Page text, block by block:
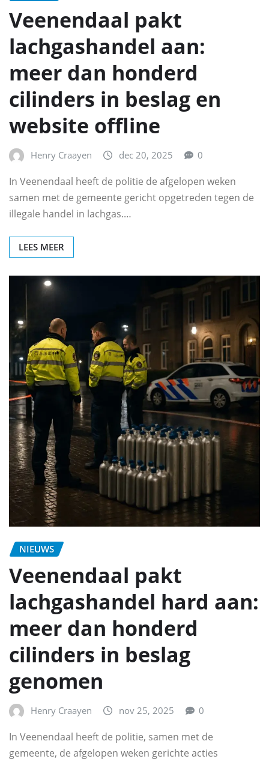
Veenendaal pakt
lachgashandel aan:
meer dan honderd
cilinders in beslag en
website offline
Henry Craayen dec 20, 2025 0
In Veenendaal heeft de politie de afgelopen weken
samen met de gemeente gericht opgetreden tegen de
illegale handel in lachgas.…
LEES MEER
NIEUWS
Veenendaal pakt
lachgashandel hard aan:
meer dan honderd
cilinders in beslag
genomen
Henry Craayen nov 25, 2025 0
In Veenendaal heeft de politie, samen met de
gemeente, de afgelopen weken gerichte acties